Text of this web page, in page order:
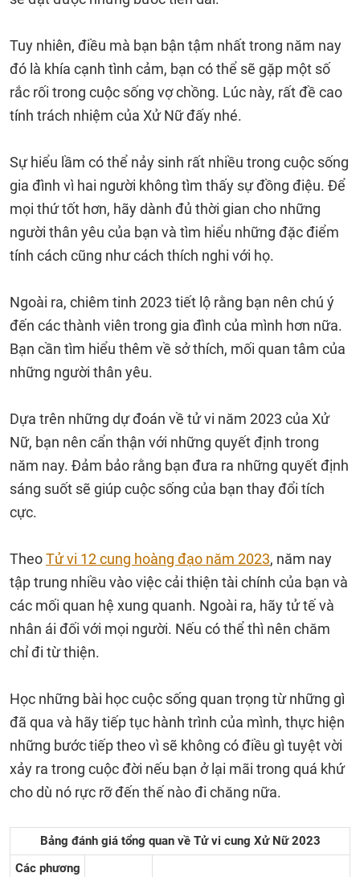
Tuy nhiên, điều mà bạn bận tậm nhất trong năm nay
đó là khía cạnh tình cảm, bạn có thể sẽ gặp một số
rắc rối trong cuộc sống vợ chồng. Lúc này, rất đề cao
tính trách nhiệm của Xử Nữ đấy nhé.
Sự hiểu lầm có thể nảy sinh rất nhiều trong cuộc sống
gia đình vì hai người không tìm thấy sự đồng điệu. Để
mọi thứ tốt hơn, hãy dành đủ thời gian cho những
người thân yêu của bạn và tìm hiểu những đặc điểm
tính cách cũng như cách thích nghi với họ.
Ngoài ra, chiêm tinh 2023 tiết lộ rằng bạn nên chú ý
đến các thành viên trong gia đình của mình hơn nữa.
Bạn cần tìm hiểu thêm về sở thích, mối quan tâm của
những người thân yêu.
Dựa trên những dự đoán về tử vi năm 2023 của Xử
Nữ, bạn nên cẩn thận với những quyết định trong
năm nay. Đảm bảo rằng bạn đưa ra những quyết định
sáng suốt sẽ giúp cuộc sống của bạn thay đổi tích
cực.
TheoTử vi 12 cung hoàng đạo năm 2023, năm nay
tập trung nhiều vào việc cải thiện tài chính của bạn và
các mối quan hệ xung quanh. Ngoài ra, hãy tử tế và
nhân ái đối với mọi người. Nếu có thể thì nên chăm
chỉ đi từ thiện.
Học những bài học cuộc sống quan trọng từ những gì
đã qua và hãy tiếp tục hành trình của mình, thực hiện
những bước tiếp theo vì sẽ không có điều gì tuyệt vời
xảy ra trong cuộc đời nếu bạn ở lại mãi trong quá khứ
cho dù nó rực rỡ đến thế nào đi chăng nữa.
Bảng đánh giá tổng quan về Tử vi cung Xử Nữ 2023
Các phương